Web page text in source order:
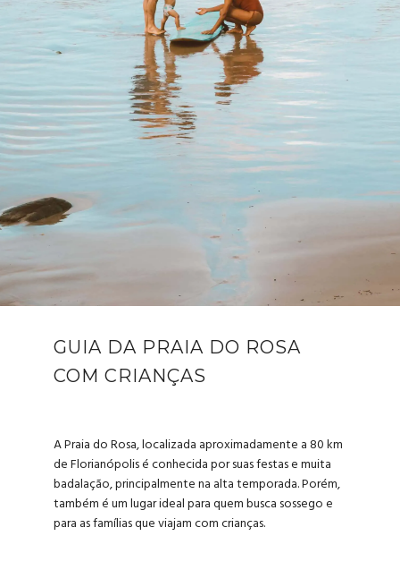
GUIA DA PRAIA DO ROSA
COM CRIANÇAS
A Praia do Rosa, localizada aproximadamente a 80 km
de Florianópolis é conhecida por suas festas e muita
badalação, principalmente na alta temporada. Porém,
também é um lugar ideal para quem busca sossego e
para as famílias que viajam com crianças.